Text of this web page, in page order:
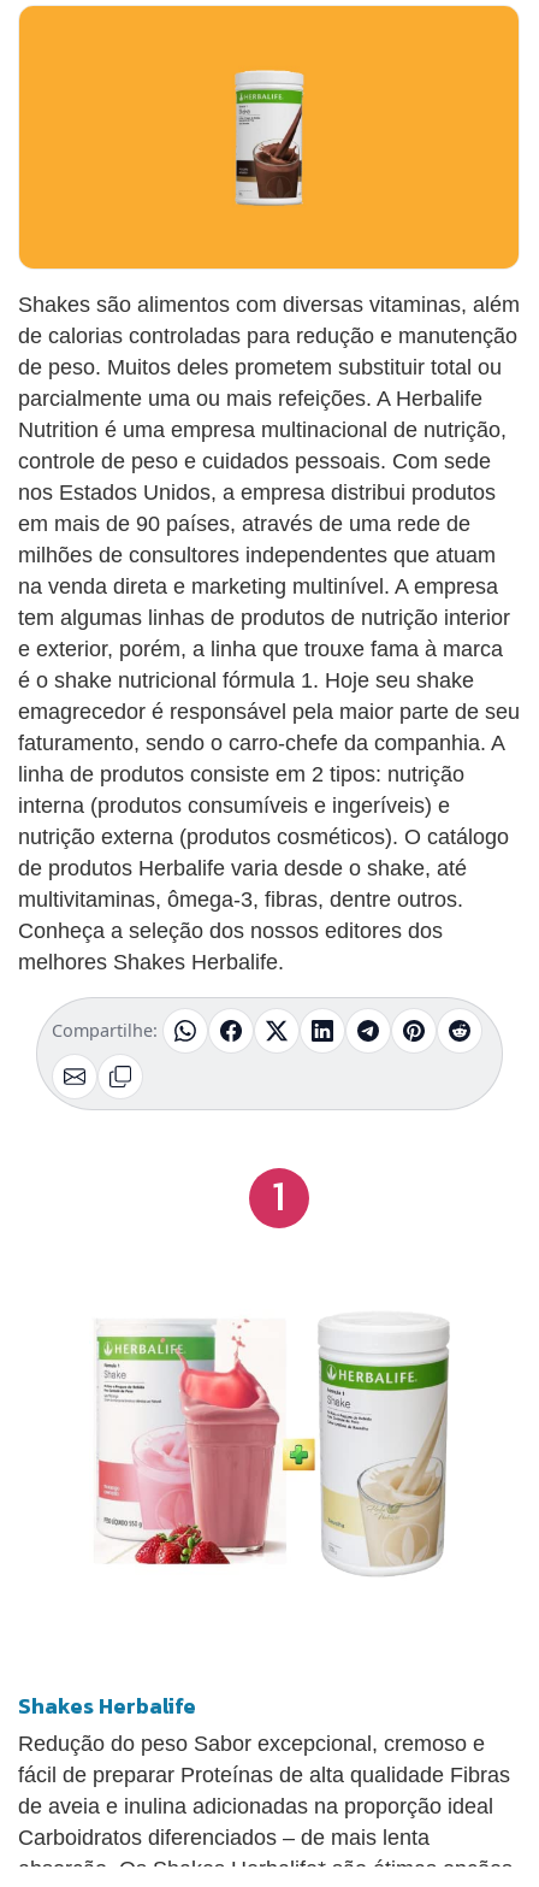
Shakes são alimentos com diversas vitaminas, além
de calorias controladas para redução e manutenção
de peso. Muitos deles prometem substituir total ou
parcialmente uma ou mais refeições. A Herbalife
Nutrition é uma empresa multinacional de nutrição,
controle de peso e cuidados pessoais. Com sede
nos Estados Unidos, a empresa distribui produtos
em mais de 90 países, através de uma rede de
milhões de consultores independentes que atuam
na venda direta e marketing multinível. A empresa
tem algumas linhas de produtos de nutrição interior
e exterior, porém, a linha que trouxe fama à marca
é o shake nutricional fórmula 1. Hoje seu shake
emagrecedor é responsável pela maior parte de seu
faturamento, sendo o carro-chefe da companhia. A
linha de produtos consiste em 2 tipos: nutrição
interna (produtos consumíveis e ingeríveis) e
nutrição externa (produtos cosméticos). O catálogo
de produtos Herbalife varia desde o shake, até
multivitaminas, ômega-3, fibras, dentre outros.
Conheça a seleção dos nossos editores dos
melhores Shakes Herbalife.
Compartilhe:
1
Shakes Herbalife
Redução do peso Sabor excepcional, cremoso e
fácil de preparar Proteínas de alta qualidade Fibras
de aveia e inulina adicionadas na proporção ideal
Carboidratos diferenciados – de mais lenta
absorção. Os Shakes Herbalife* são ótimas opções